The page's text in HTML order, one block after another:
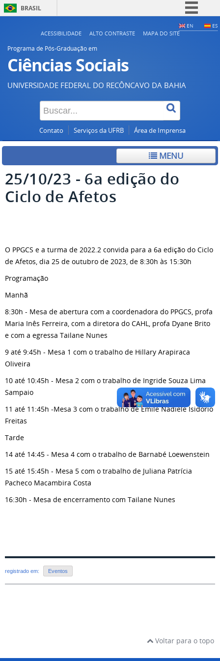
BRASIL
Acesso à informação
Legislação
Canais
EN ES
ACESSIBILIDADE ALTO CONTRASTE MAPA DO SITE
Programa de Pós-Graduação em
Ciências Sociais
UNIVERSIDADE FEDERAL DO RECÔNCAVO DA BAHIA
Contato Serviços da UFRB Área de Imprensa
MENU
25/10/23 - 6a edição do
Ciclo de Afetos
O PPGCS e a turma de 2022.2 convida para a 6a edição do Ciclo
de Afetos, dia 25 de outubro de 2023, de 8:30h às 15:30h
Programação
Manhã
8:30h - Mesa de abertura com a coordenadora do PPGCS, profa
Maria Inês Ferreira, com a diretora do CAHL, profa Dyane Brito
e com a egressa Tailane Nunes
9 até 9:45h - Mesa 1 com o trabalho de Hillary Arapiraca
Oliveira
10 até 10:45h - Mesa 2 com o trabalho de Ingride Souza Lima
Sampaio
11 até 11:45h -Mesa 3 com o trabalho de Emile Nadiele Isidorio
Freitas
Tarde
14 até 14:45 - Mesa 4 com o trabalho de Barnabé Loewenstein
15 até 15:45h - Mesa 5 com o trabalho de Juliana Patrícia
Pacheco Macambira Costa
16:30h - Mesa de encerramento com Tailane Nunes
registrado em: Eventos
Voltar para o topo